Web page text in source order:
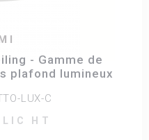
- Gamme de
plafond lumineux
LUX-C
HT